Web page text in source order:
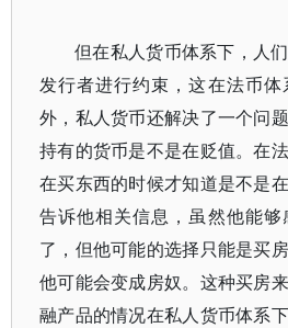
但在私人货币体系下，人
发行者进行约束，这在法币
外，私人货币还解决了一个问
持有的货币是不是在贬值。在
在买东西的时候才知道是不是
告诉他相关信息，虽然他能
了，但他可能的选择只能是买
他可能会变成房奴。这种买房
融产品的情况在私人货币体系